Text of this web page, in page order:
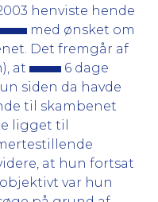
henviste hende
med ønsket om
Det fremgår af
at
6 dage
siden da havde
til skambenet
ligget til
at hun fortsat
var hun